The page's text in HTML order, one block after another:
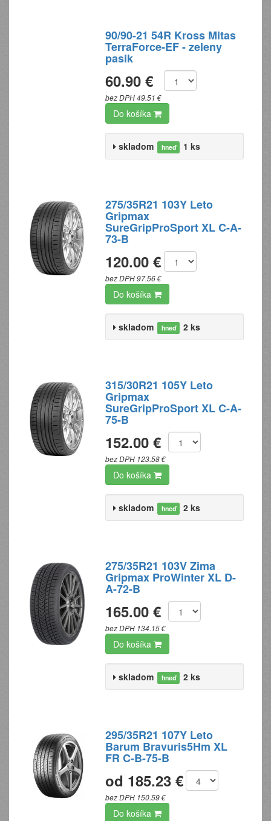
90/90-21 54R Kross Mitas
TerraForce-EF - zeleny
pasik
60.90 €
bez DPH 49.51 €
Do košíka
skladom hneď 1 ks
275/35R21 103Y Leto
Gripmax
SureGripProSport XL C-A-
73-B
120.00 €
bez DPH 97.56 €
Do košíka
skladom hneď 2 ks
315/30R21 105Y Leto
Gripmax
SureGripProSport XL C-A-
75-B
152.00 €
bez DPH 123.58 €
Do košíka
skladom hneď 2 ks
275/35R21 103V Zima
Gripmax ProWinter XL D-
A-72-B
165.00 €
bez DPH 134.15 €
Do košíka
skladom hneď 2 ks
295/35R21 107Y Leto
Barum Bravuris5Hm XL
FR C-B-75-B
od 185.23 €
bez DPH 150.59 €
Do košíka